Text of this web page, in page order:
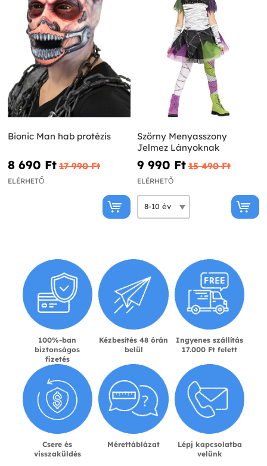
Bionic Man hab protézis
8 690 Ft‎ 17 990 Ft‎
ELÉRHETŐ
Szörny Menyasszony
Jelmez Lányoknak
9 990 Ft‎ 15 490 Ft‎
ELÉRHETŐ
100%-ban
biztonságos
fizetés
Kézbesítés 48 órán
belül
Ingyenes szállítás
17.000 Ft felett
Csere és
visszaküldés
Mérettáblázat
Lépj kapcsolatba
velünk